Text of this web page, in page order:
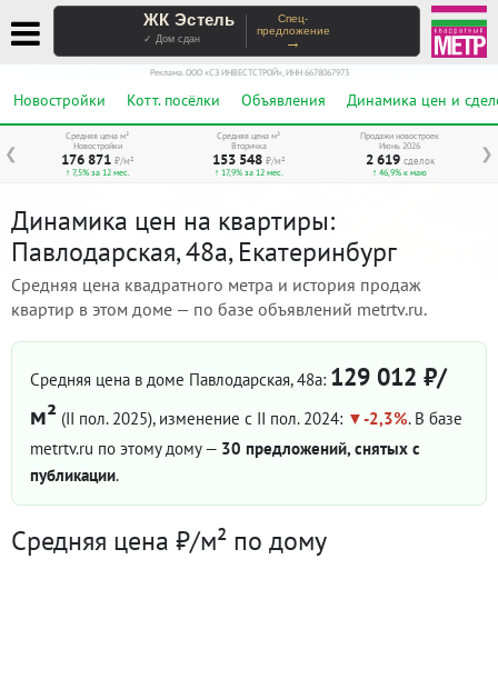
ЖК Эстель
✓ Дом сдан
Спец-
предложение
→
Реклама. ООО «СЗ ИНВЕСТСТРОЙ», ИНН 6678067973
Новостройки Котт. посёлки Объявления Динамика цен и
❮ ❯
Средняя цена м²
Новостройки
176 871 ₽/м²
↑ 7,5% за 12 мес.
Средняя цена м²
Вторичка
153 548 ₽/м²
↑ 17,9% за 12 мес.
Продажи новостроек
Июнь 2026
2 619 сделок
↑ 46,9% к маю
Динамика цен на квартиры:
Павлодарская, 48а, Екатеринбург
Средняя цена квадратного метра и история продаж
квартир в этом доме — по базе объявлений metrtv.ru.
Средняя цена в доме Павлодарская, 48а: 129 012 ₽/
м² (II пол. 2025), изменение с II пол. 2024: -2,3%. В базе
metrtv.ru по этому дому — 30 предложений, снятых с
публикации.
Средняя цена ₽/м² по дому